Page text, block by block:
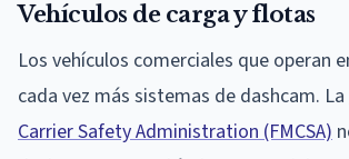
Vehículos de carga y flotas
Los vehículos comerciales que operan
cada vez más sistemas de dashcam. La
Carrier Safety Administration (FMCSA)